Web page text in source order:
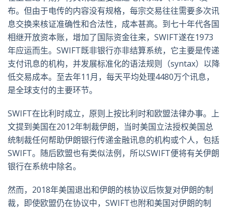
布。但由于电传的内容没有规格，每宗交易往往需要多次讯
息交换来核证准确性和合法性，成本甚高。到七十年代各国
相继开放资本账，增加了国际资金往来，SWIFT遂在1973
年应运而生。SWIFT既非银行亦非结算系统，它主要是传递
支付讯息的机构，并发展标准化的语法规则（syntax）以降
低交易成本。至去年11月，每天平均处理4480万个讯息，
是全球支付的主要环节。
SWIFT在比利时成立，原则上按比利时和欧盟法律办事。上
文提到美国在2012年制裁伊朗，当时美国立法授权美国总
统制裁任何帮助伊朗银行传递金融讯息的机构或个人，包括
SWIFT。随后欧盟也有类似法例，所以SWIFT便将有关伊朗
银行在系统中除名。
然而，2018年美国退出和伊朗的核协议后恢复对伊朗的制
裁，即使欧盟仍在协议中，SWIFT也附和美国对伊朗的制